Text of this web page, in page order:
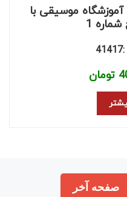
آموزشگاه موسیقی با
1
تومان
صفحه آخر